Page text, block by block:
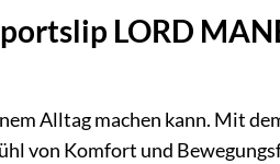
LORD
Alltag machen kann. Mit
von Komfort und